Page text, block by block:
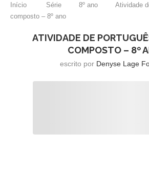
Início Série 8º ano
Atividade
composto – 8º ano
ATIVIDADE DE
COMPOSTO – 8º
escrito por Denyse Lage